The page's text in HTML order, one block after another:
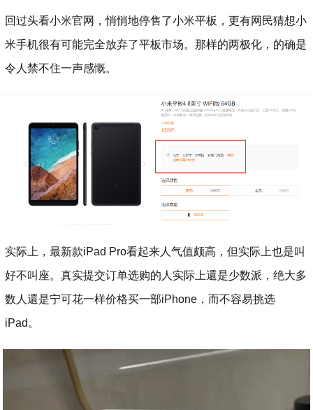
回过头看小米官网，悄悄地停售了小米平板，更有网民猜想小
米手机很有可能完全放弃了平板市场。那样的两极化，的确是
令人禁不住一声感慨。
实际上，最新款iPad Pro看起来人气值颇高，但实际上也是叫
好不叫座。真实提交订单选购的人实际上還是少数派，绝大多
数人還是宁可花一样价格买一部iPhone，而不容易挑选
iPad。